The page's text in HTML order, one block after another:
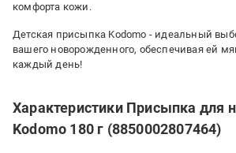
комфорта кожи.
Детская присыпка Kodomo - идеальный
вашего новорожденного, обеспечивая ей
каждый день!
Характеристики Присыпка для
Kodomo 180 г (8850002807464)